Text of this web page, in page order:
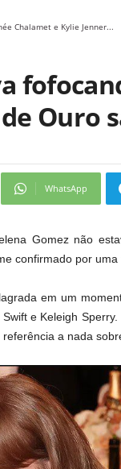
Chalamet e Kylie Jenner...
Ouro
WhatsApp
Gomez não
confirmado por uma
em um
e Keleigh
a nada